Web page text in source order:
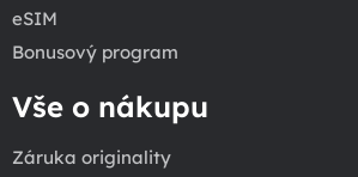
eSIM
Bonusový program
Vše o nákupu
Záruka originality